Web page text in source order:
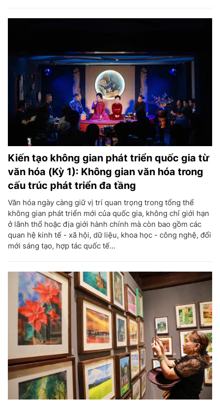
Kiến tạo không gian phát triển quốc gia từ
văn hóa (Kỳ 1): Không gian văn hóa trong
cấu trúc phát triển đa tầng
Văn hóa ngày càng giữ vị trí quan trọng trong tổng thể
không gian phát triển mới của quốc gia, không chỉ giới hạn
ở lãnh thổ hoặc địa giới hành chính mà còn bao gồm các
quan hệ kinh tế - xã hội, dữ liệu, khoa học - công nghệ, đổi
mới sáng tạo, hợp tác quốc tế...